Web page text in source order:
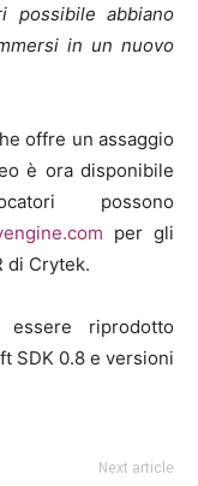
possibile abbiano
in un nuovo
offre un assaggio
è ora disponibile
possono
per gli
di Crytek.
riprodotto
SDK 0.8 e versioni
Next article